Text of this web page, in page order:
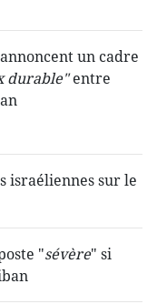
un cadre
durable"entre
israéliennes sur le
"sévère" si